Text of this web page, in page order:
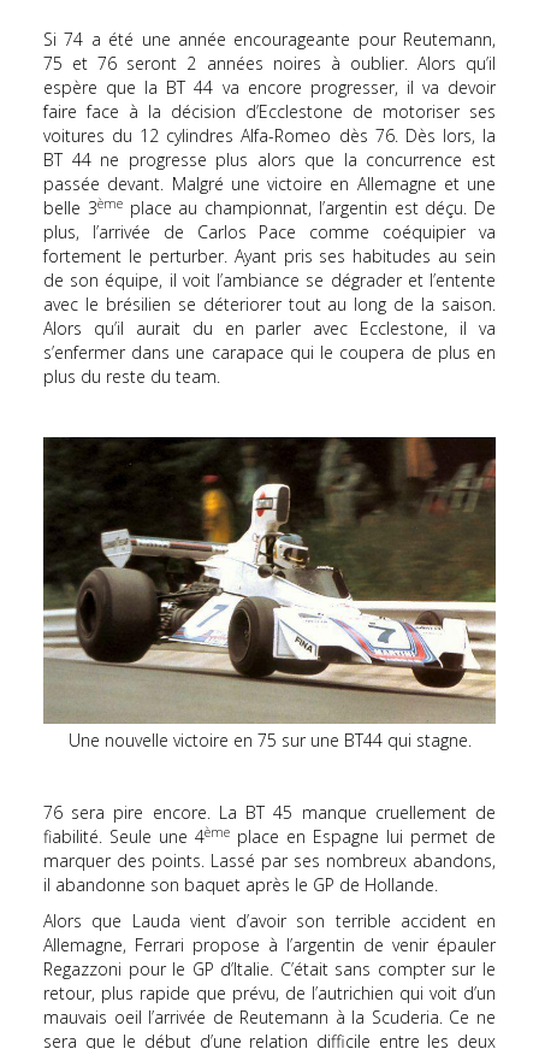
Si 74 a été une année encourageante pour Reutemann,
75 et 76 seront 2 années noires à oublier. Alors qu’il
espère que la BT 44 va encore progresser, il va devoir
faire face à la décision d’Ecclestone de motoriser ses
voitures du 12 cylindres Alfa-Romeo dès 76. Dès lors, la
BT 44 ne progresse plus alors que la concurrence est
passée devant. Malgré une victoire en Allemagne et une
belle 3èmeplace au championnat, l’argentin est déçu. De
plus, l’arrivée de Carlos Pace comme coéquipier va
fortement le perturber. Ayant pris ses habitudes au sein
de son équipe, il voit l’ambiance se dégrader et l’entente
avec le brésilien se déteriorer tout au long de la saison.
Alors qu’il aurait du en parler avec Ecclestone, il va
s’enfermer dans une carapace qui le coupera de plus en
plus du reste du team.
Une nouvelle victoire en 75 sur une BT44 qui stagne.
76 sera pire encore. La BT 45 manque cruellement de
fiabilité. Seule une 4ème place en Espagne lui permet de
marquer des points. Lassé par ses nombreux abandons,
il abandonne son baquet après le GP de Hollande.
Alors que Lauda vient d’avoir son terrible accident en
Allemagne, Ferrari propose à l’argentin de venir épauler
Regazzoni pour le GP d’Italie. C’était sans compter sur le
retour, plus rapide que prévu, de l’autrichien qui voit d’un
mauvais oeil l’arrivée de Reutemann à la Scuderia. Ce ne
sera que le début d’une relation difficile entre les deux